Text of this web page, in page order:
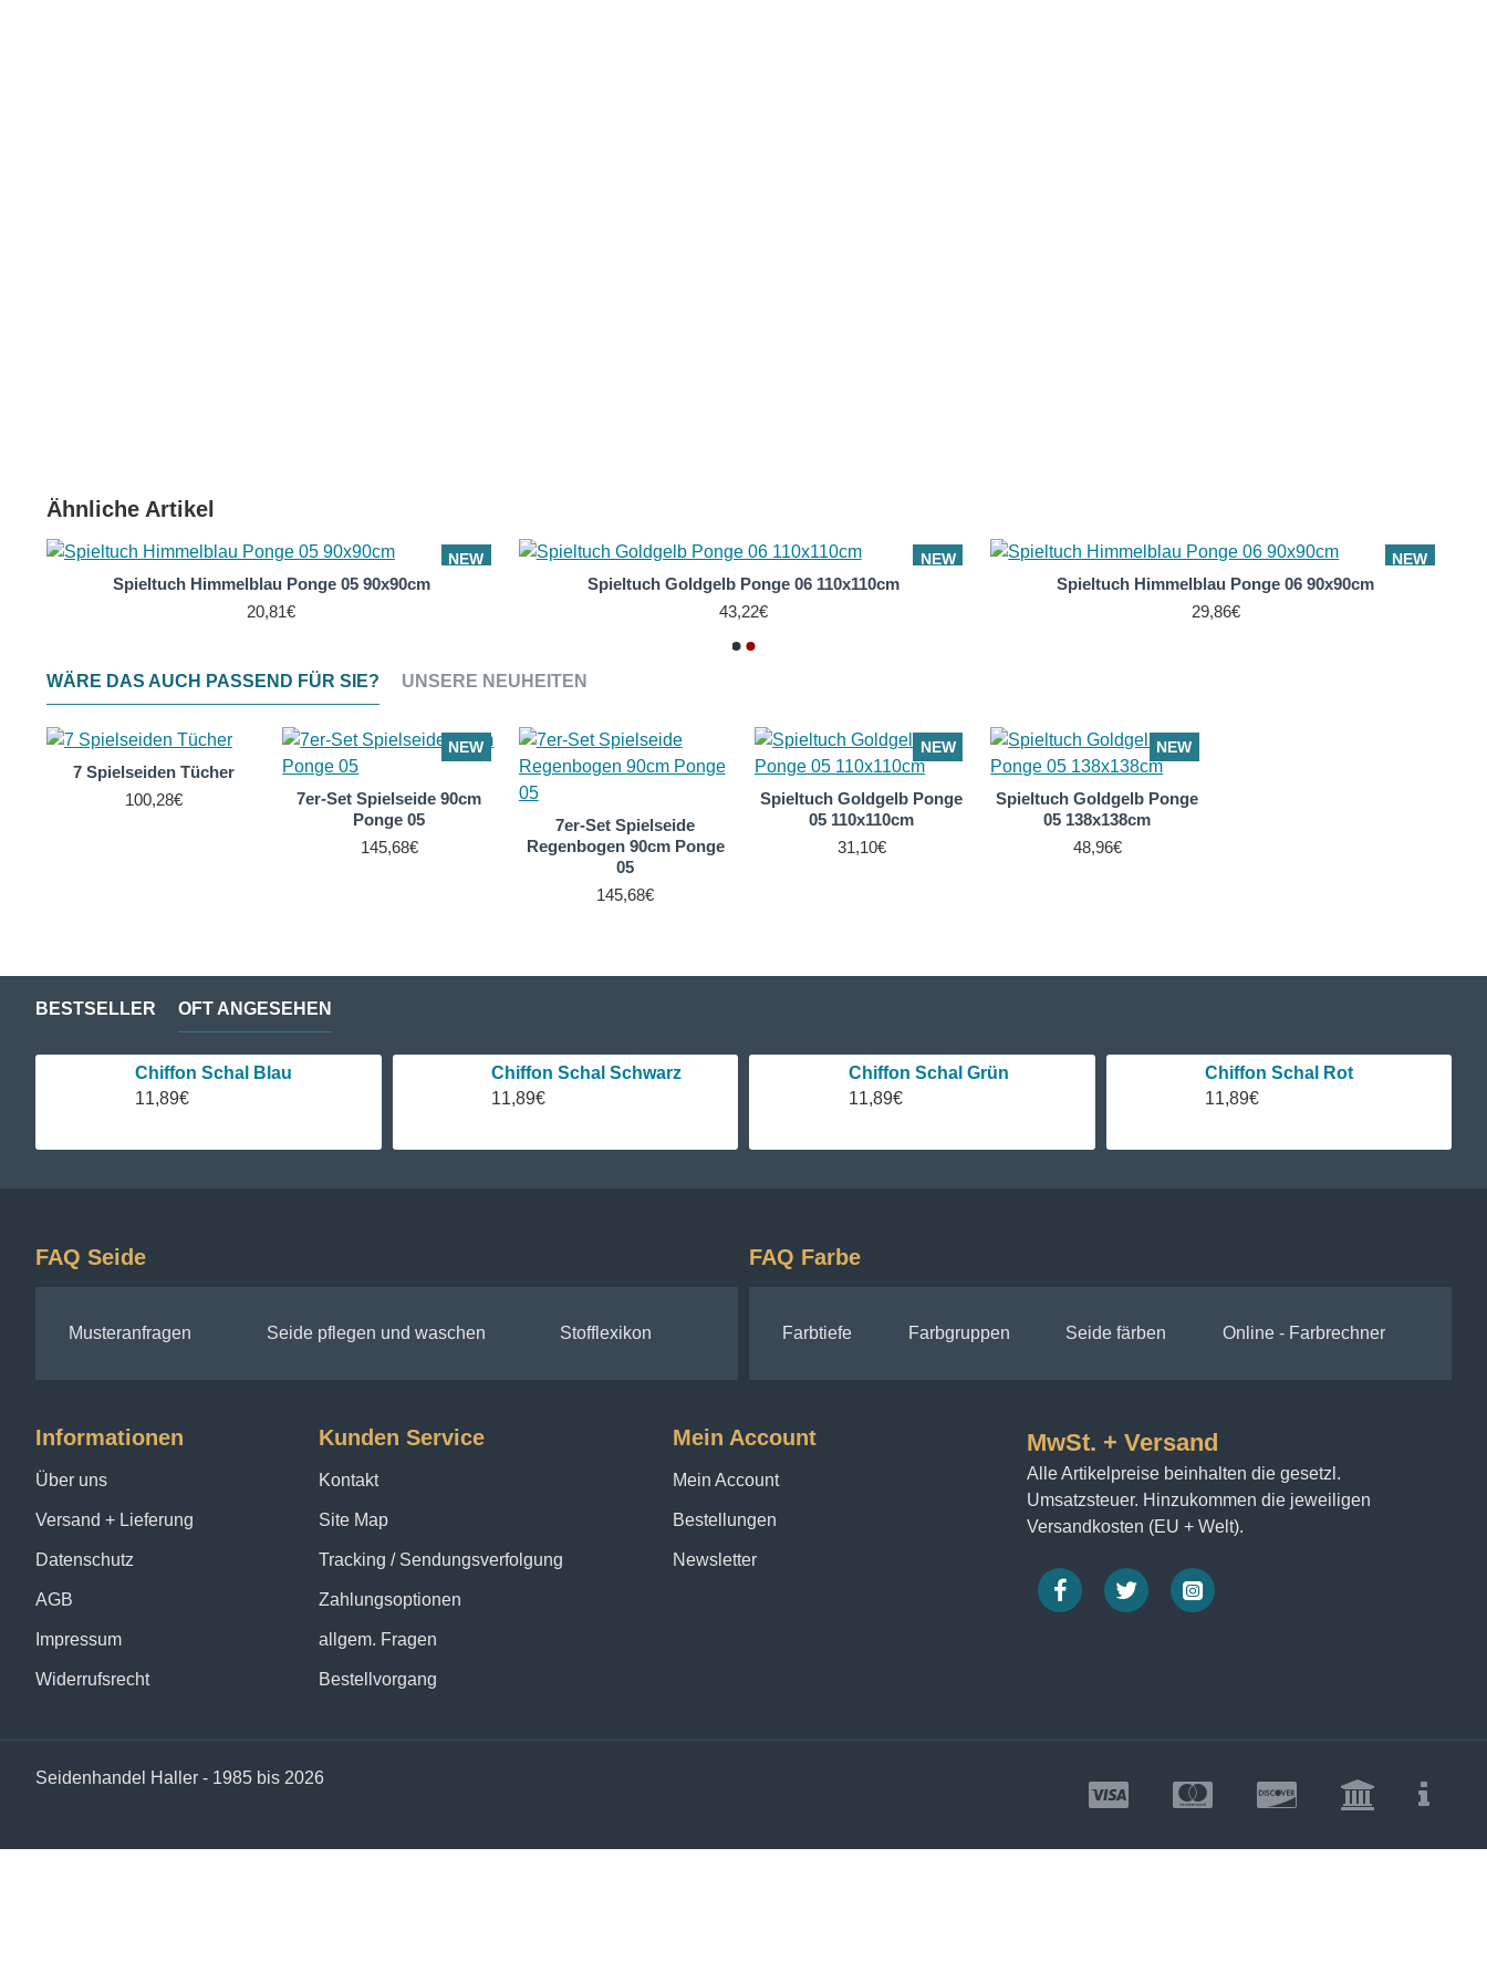
Ähnliche Artikel
NEW
Spieltuch Himmelblau Ponge 05 90x90cm
20,81€
NEW
Spieltuch Goldgelb Ponge 06 110x110cm
43,22€
NEW
Spieltuch Himmelblau Ponge 06 90x90cm
29,86€
WÄRE DAS AUCH PASSEND FÜR SIE? UNSERE NEUHEITEN
7 Spielseiden Tücher
100,28€
NEW
7er-Set Spielseide 90cm
Ponge 05
145,68€
7er-Set Spielseide
Regenbogen 90cm Ponge
05
145,68€
NEW
Spieltuch Goldgelb Ponge
05 110x110cm
31,10€
NEW
Spieltuch Goldgelb Ponge
05 138x138cm
48,96€
BESTSELLER OFT ANGESEHEN
Chiffon Schal Blau
11,89€
Chiffon Schal Schwarz
11,89€
Chiffon Schal Grün
11,89€
Chiffon Schal Rot
11,89€
FAQ Seide
Musteranfragen Seide pflegen und waschen Stofflexikon
FAQ Farbe
Farbtiefe Farbgruppen Seide färben Online - Farbrechner
Informationen
Über uns
Versand + Lieferung
Datenschutz
AGB
Impressum
Widerrufsrecht
Kunden Service
Kontakt
Site Map
Tracking / Sendungsverfolgung
Zahlungsoptionen
allgem. Fragen
Bestellvorgang
Mein Account
Mein Account
Bestellungen
Newsletter
MwSt. + Versand
Alle Artikelpreise beinhalten die gesetzl.
Umsatzsteuer. Hinzukommen die jeweiligen
Versandkosten (EU + Welt).
Seidenhandel Haller - 1985 bis 2026